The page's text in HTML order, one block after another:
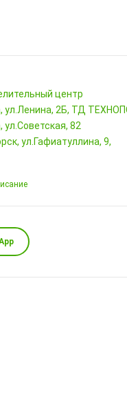
центр
ул.Ленина, 2Б, ТД
ул.Советская, 82
ул.Гафиатуллина, 9,